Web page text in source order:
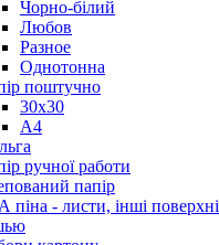
Чорно-білий
Любов
Разное
Однотонна
поштучно
30х30
А4
ручної работи
папір
піна - листи, інші поверхні